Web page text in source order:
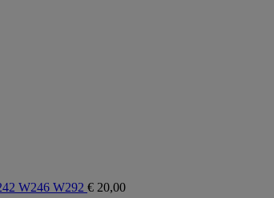
W246 W292 € 20,00